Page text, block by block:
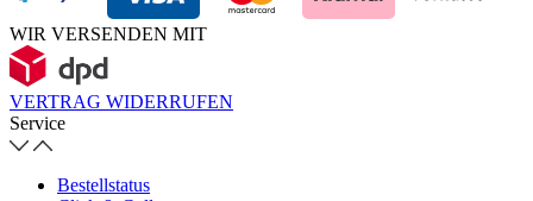
WIR VERSENDEN MIT
VERTRAG WIDERRUFEN
Service
Bestellstatus